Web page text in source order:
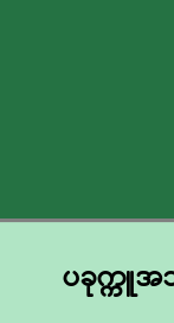
ပခုက္ကူ